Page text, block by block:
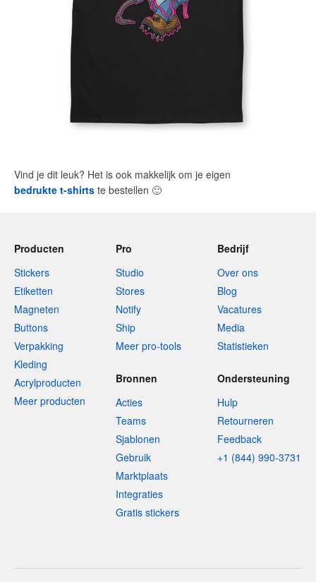
Vind je dit leuk? Het is ook makkelijk om je eigen
bedrukte t-shirts te bestellen 🙂
Producten
Stickers
Etiketten
Magneten
Buttons
Verpakking
Kleding
Acrylproducten
Meer producten
Pro
Studio
Stores
Notify
Ship
Meer pro-tools
Bedrijf
Over ons
Blog
Vacatures
Media
Statistieken
Bronnen
Acties
Teams
Sjablonen
Gebruik
Marktplaats
Integraties
Gratis stickers
Ondersteuning
Hulp
Retourneren
Feedback
+1 (844) 990-3731